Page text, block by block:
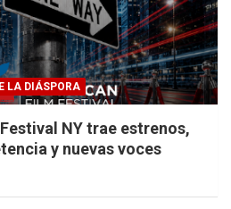
LA DIÁSPORA
NY trae estrenos,
y nuevas voces